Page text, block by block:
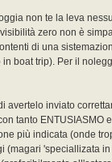
non te la leva
zero non è
di una
boat trip). Per il
avertelo inviato
tanto ENTUSIASMO
più indicata (onde
'speciallizata